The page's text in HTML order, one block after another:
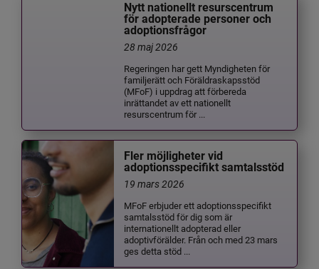
Nytt nationellt resurscentrum
för adopterade personer och
adoptionsfrågor
28 maj 2026
Regeringen har gett Myndigheten för
familjerätt och Föräldraskapsstöd
(MFoF) i uppdrag att förbereda
inrättandet av ett nationellt
resurscentrum för ...
Fler möjligheter vid
adoptionsspecifikt samtalsstöd
19 mars 2026
MFoF erbjuder ett adoptionsspecifikt
samtalsstöd för dig som är
internationellt adopterad eller
adoptivförälder. Från och med 23 mars
ges detta stöd ...